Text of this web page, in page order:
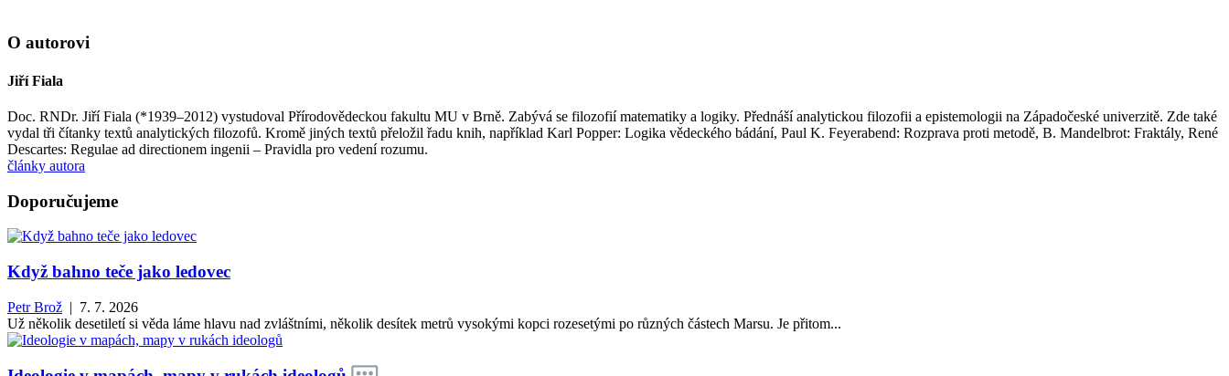
O autorovi
Jiří Fiala
Doc. RNDr. Jiří Fiala (*1939–2012) vystudoval Přírodovědeckou fakultu MU v Brně. Zabývá se filozofií matematiky a logiky. Přednáší analytickou filozofii a epistemologii na Západočeské univerzitě. Zde také
vydal tři čítanky textů analytických filozofů. Kromě jiných textů přeložil řadu knih, například Karl Popper: Logika vědeckého bádání, Paul K. Feyerabend: Rozprava proti metodě, B. Mandelbrot: Fraktály, René
Descartes: Regulae ad directionem ingenii – Pravidla pro vedení rozumu.
články autora
Doporučujeme
Když bahno teče jako ledovec
Petr Brož | 7. 7. 2026
Už několik desetiletí si věda láme hlavu nad zvláštními, několik desítek metrů vysokými kopci rozesetými po různých částech Marsu. Je přitom...